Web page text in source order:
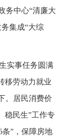
务中心“清廉大
集成“大综
实事任务圆满
移劳动力就业
。居民消费价
稳民生”工作专
”，保障房地